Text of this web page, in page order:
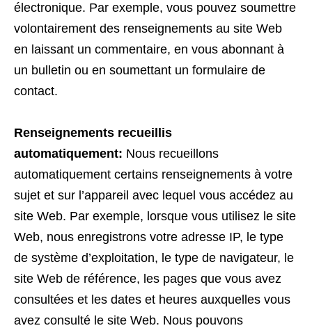
électronique. Par exemple, vous pouvez soumettre
volontairement des renseignements au site Web
en laissant un commentaire, en vous abonnant à
un bulletin ou en soumettant un formulaire de
contact.
Renseignements recueillis
automatiquement: Nous recueillons
automatiquement certains renseignements à votre
sujet et sur l’appareil avec lequel vous accédez au
site Web. Par exemple, lorsque vous utilisez le site
Web, nous enregistrons votre adresse IP, le type
de système d’exploitation, le type de navigateur, le
site Web de référence, les pages que vous avez
consultées et les dates et heures auxquelles vous
avez consulté le site Web. Nous pouvons